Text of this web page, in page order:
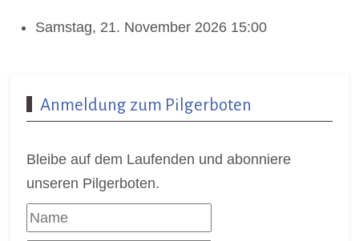
Samstag, 21. November 2026 15:00
Anmeldung zum Pilgerboten
Bleibe auf dem Laufenden und abonniere
unseren Pilgerboten.